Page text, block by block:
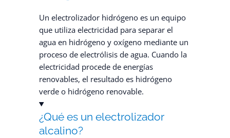
Un electrolizador hidrógeno es un equipo
que utiliza electricidad para separar el
agua en hidrógeno y oxígeno mediante un
proceso de electrólisis de agua. Cuando la
electricidad procede de energías
renovables, el resultado es hidrógeno
verde o hidrógeno renovable.
¿Qué es un electrolizador
alcalino?